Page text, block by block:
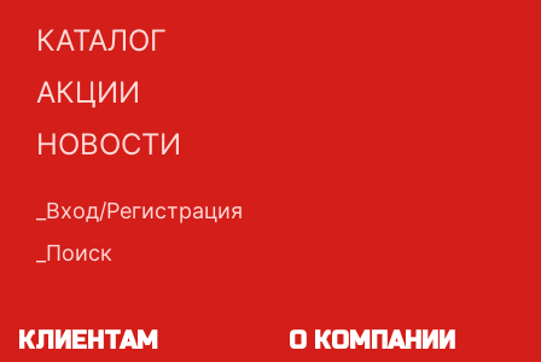
КАТАЛОГ
АКЦИИ
НОВОСТИ
Вход/Регистрация
Поиск
КЛИЕНТАМ О КОМПАНИИ